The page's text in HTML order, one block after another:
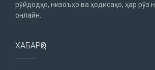
рӯйдодҳо, низоъҳо ва ҳодисаҳо, ҳар рӯз
онлайн.
ХАБАРҲО